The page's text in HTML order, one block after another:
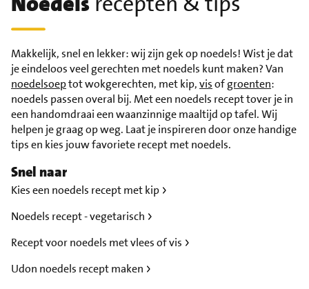
Makkelijk, snel en lekker: wij zijn gek op noedels! Wist je dat
je eindeloos veel gerechten met noedels kunt maken? Van
noedelsoeptot wokgerechten, met kip,visofgroenten:
noedels passen overal bij. Met een noedels recept tover je in
een handomdraai een waanzinnige maaltijd op tafel. Wij
helpen je graag op weg. Laat je inspireren door onze handige
tips en kies jouw favoriete recept met noedels.
Snel naar
Kies een noedels recept met kip
Noedels recept - vegetarisch
Recept voor noedels met vlees of vis
Udon noedels recept maken